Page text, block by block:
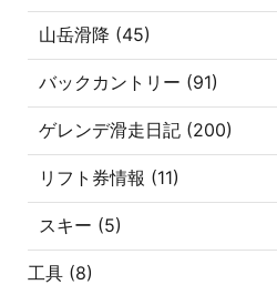
山岳滑降 (45)
バックカントリー (91)
ゲレンデ滑走日記 (200)
リフト券情報 (11)
スキー (5)
工具 (8)